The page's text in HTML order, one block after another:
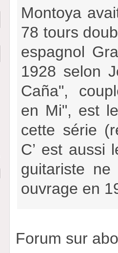
Montoya
78 tours
espagnol
1928 selon
Caña",
en Mi", est
cette série
C’ est aussi
guitariste ne
ouvrage en
Forum sur